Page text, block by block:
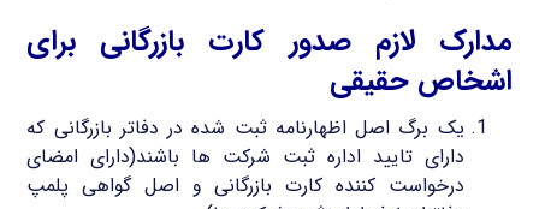
مدارک لازم صدور کارت بازرگانی برای
اشخاص حقیقی
یک برگ اصل اظهارنامه ثبت شده در دفاتر بازرگانی که
دارای تایید اداره ثبت شرکت ها باشند(دارای امضای
درخواست کننده کارت بازرگانی و اصل گواهی پلمپ